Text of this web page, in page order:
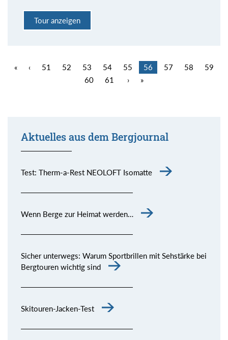
Tour anzeigen
« ‹ 51 52 53 54 55 56 57 58
59
60
61 › »
Aktuelles aus dem Bergjournal
Test: Therm-a-Rest NEOLOFT Isomatte
Wenn Berge zur Heimat werden…
Sicher unterwegs: Warum Sportbrillen mit Sehstärke bei
Bergtouren wichtig sind
Skitouren-Jacken-Test